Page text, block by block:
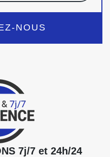
NOUS
7j/7 et 24h/24